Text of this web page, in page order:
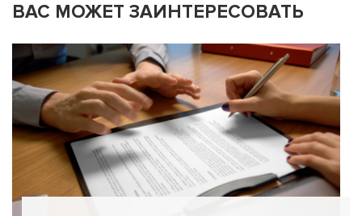
ВАС МОЖЕТ ЗАИНТЕРЕСОВАТЬ